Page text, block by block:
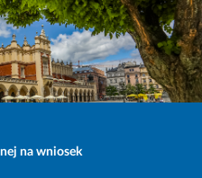
na wniosek